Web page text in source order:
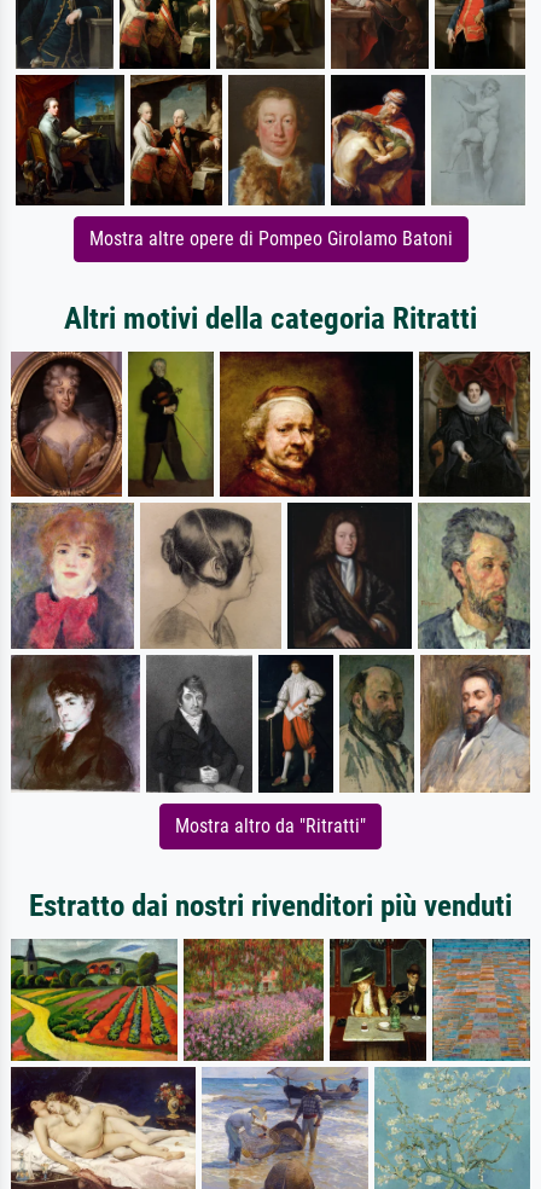
Mostra altre opere di Pompeo Girolamo Batoni
Altri motivi della categoria Ritratti
Mostra altro da "Ritratti"
Estratto dai nostri rivenditori più venduti